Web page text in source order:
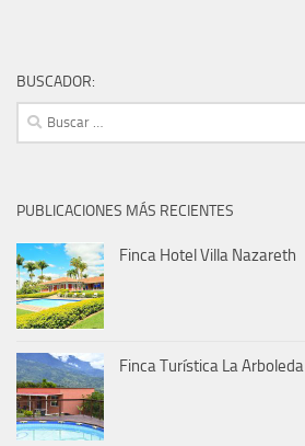
BUSCADOR:
Buscar:
PUBLICACIONES MÁS RECIENTES
Finca Hotel Villa Nazareth
Finca Turística La Arboleda